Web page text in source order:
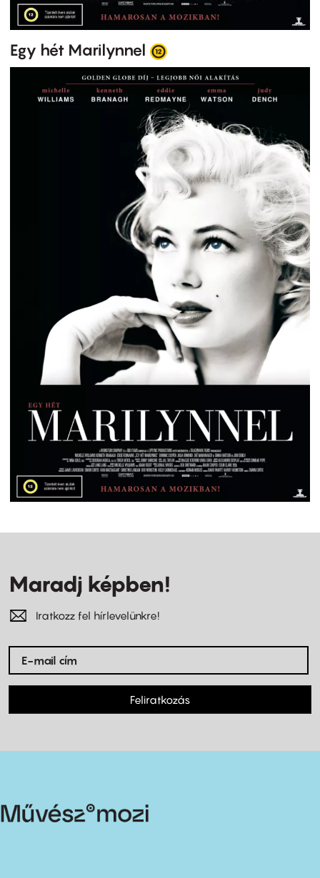
Egy hét Marilynnel
Maradj képben!
Iratkozz fel hírlevelünkre!
Feliratkozás